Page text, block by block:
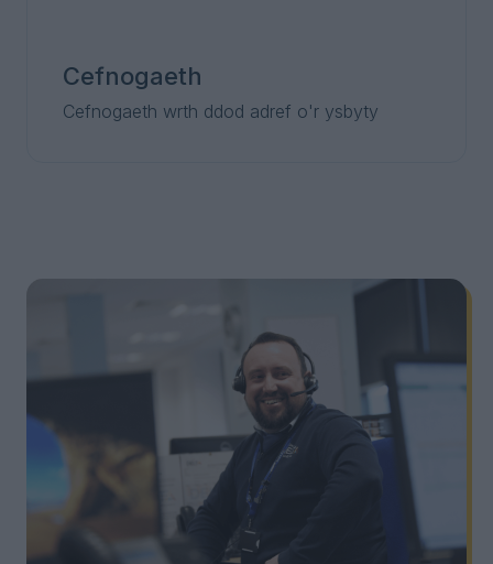
Cefnogaeth
Cefnogaeth wrth ddod adref o'r ysbyty